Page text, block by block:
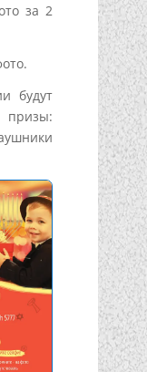
за 2
будут